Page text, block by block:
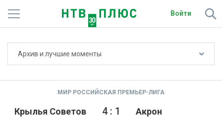
Войти
Спорт
Архив и лучшие моменты
МИР РОССИЙСКАЯ ПРЕМЬЕР-ЛИГА
Крылья Советов Акрон
4: 1